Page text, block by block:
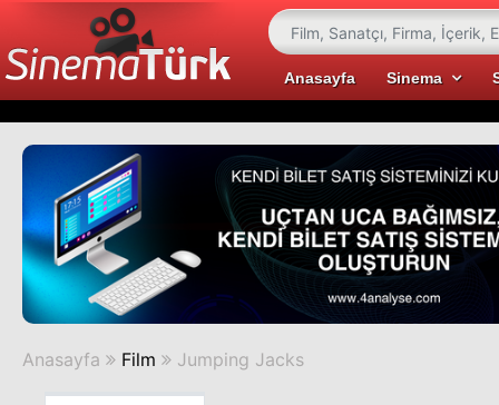
Anasayfa Sinema
Anasayfa Film Jumping Jacks